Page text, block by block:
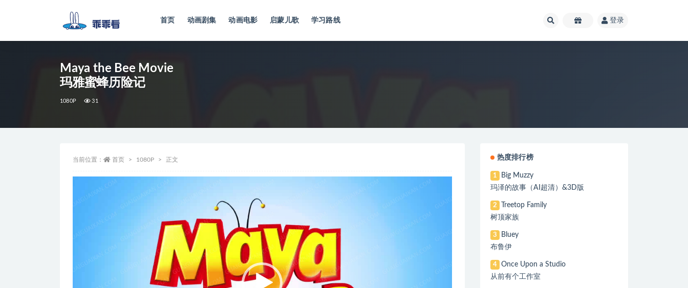
首页 动画剧集 动画电影 启蒙儿歌 学习路线 登录
Maya the Bee Movie
玛雅蜜蜂历险记
1080P 31
当前位置： 首页 1080P 正文 热度排行榜
1
Big Muzzy
玛泽的故事（AI超清）&3D版
2
Treetop Family
树顶家族
3
Bluey
布鲁伊
4
Once Upon a Studio
从前有个工作室